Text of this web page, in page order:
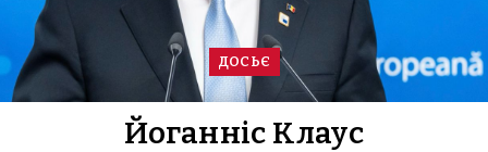
ДОСЬЄ
Йоганніс Клаус